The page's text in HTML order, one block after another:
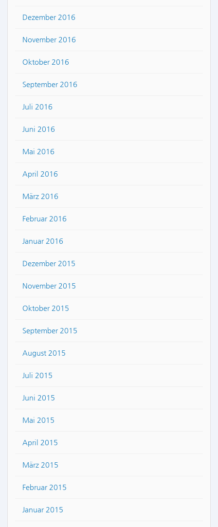
Dezember 2016
November 2016
Oktober 2016
September 2016
Juli 2016
Juni 2016
Mai 2016
April 2016
März 2016
Februar 2016
Januar 2016
Dezember 2015
November 2015
Oktober 2015
September 2015
August 2015
Juli 2015
Juni 2015
Mai 2015
April 2015
März 2015
Februar 2015
Januar 2015